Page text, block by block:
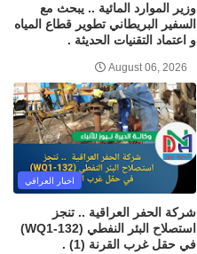
وزير الموارد المائية .. يبحث مع
السفير البريطاني تطوير قطاع المياه
و اعتماد التقنيات الحديثة .
August 06, 2026
اخبار العراقي
شركة الحفر العراقية .. تنجز
استصلاح البئر النفطي (WQ1-132)
في حقل غرب القرنة (1) .